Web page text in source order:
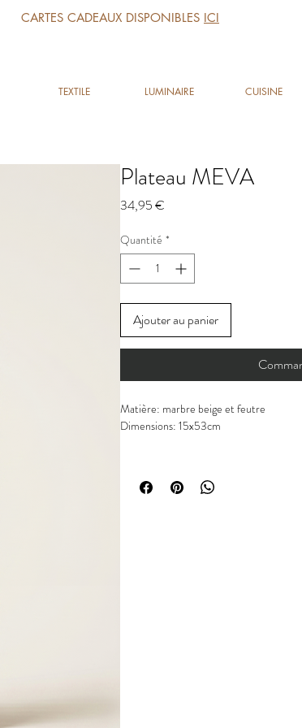
CARTES CADEAUX DISPONIBLES ICI
TEXTILE LUMINAIRE CUISINE
Plateau MEVA
34,95 €
Quantité *
Ajouter au panier
Matière: marbre beige et feutre
Dimensions: 15x53cm
Les articles peuvent présenter de
matières naturelles ou à la fabrication.